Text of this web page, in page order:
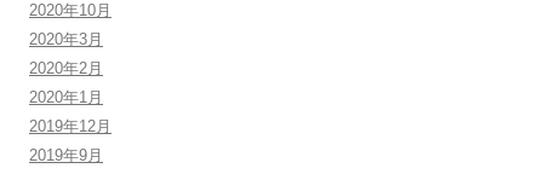
2020年10月
2020年3月
2020年2月
2020年1月
2019年12月
2019年9月